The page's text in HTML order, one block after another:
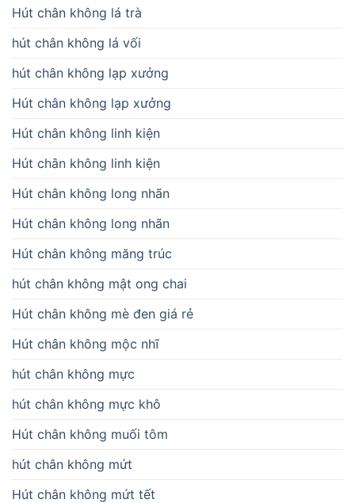
Hút chân không lá trà
hút chân không lá vối
hút chân không lạp xưởng
Hút chân không lạp xưởng
Hút chân không linh kiện
Hút chân không linh kiện
Hút chân không long nhãn
Hút chân không long nhãn
Hút chân không măng trúc
hút chân không mật ong chai
Hút chân không mè đen giá rẻ
Hút chân không mộc nhĩ
hút chân không mực
hút chân không mực khô
Hút chân không muối tôm
hút chân không mứt
Hút chân không mứt tết